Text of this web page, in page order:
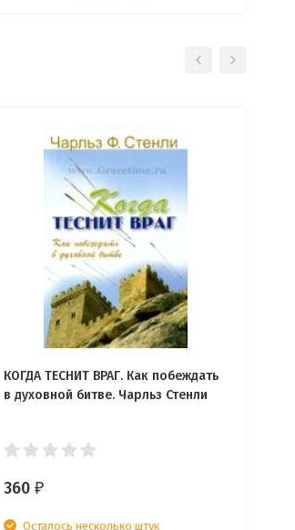
КОГДА ТЕСНИТ ВРАГ. Как побеждать
в духовной битве. Чарльз Стенли
360 ₽
Осталось несколько штук